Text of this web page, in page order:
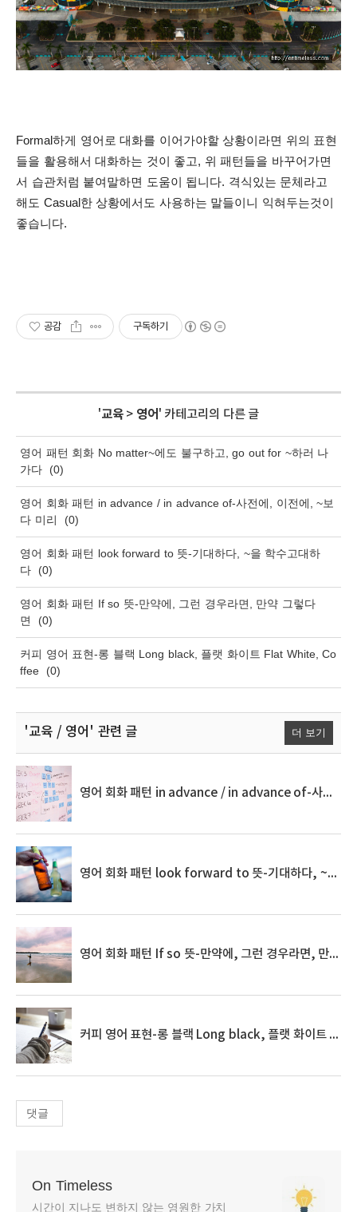
Formal하게 영어로 대화를 이어가야할 상황이라면 위의 표현
들을 활용해서 대화하는 것이 좋고, 위 패턴들을 바꾸어가면
서 습관처럼 붙여말하면 도움이 됩니다. 격식있는 문체라고
해도 Casual한 상황에서도 사용하는 말들이니 익혀두는것이
좋습니다.
공감 구독하기
'교육> 영어 ' 카테고리의 다른 글
영어 패턴 회화 No matter~에도 불구하고, go out for ~하러 나
가다
(0)
영어 회화 패턴 in advance / in advance of-사전에, 이전에, ~보
다 미리
(0)
영어 회화 패턴 look forward to 뜻-기대하다, ~을 학수고대하
다
(0)
영어 회화 패턴 If so 뜻-만약에, 그런 경우라면, 만약 그렇다
면
(0)
커피 영어 표현-롱 블랙 Long black, 플랫 화이트 Flat White, Co
ffee
(0)
'교육 / 영어' 관련 글 더 보기
영어 회화 패턴 in advance / in advance of-사전에, 이전에, ~보다 미리
영어 회화 패턴 look forward to 뜻-기대하다, ~을 학수고대하다
영어 회화 패턴 If so 뜻-만약에, 그런 경우라면, 만약 그렇다면
커피 영어 표현-롱 블랙 Long black, 플랫 화이트 Flat White, Coffee
댓글
On Timeless
시간이 지나도 변하지 않는 영원한 가치